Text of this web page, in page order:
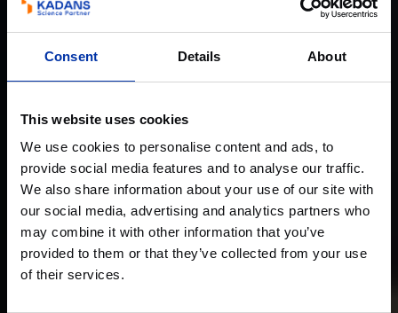
Consent Details About
This website uses cookies
We use cookies to personalise content and ads, to
provide social media features and to analyse our traffic.
We also share information about your use of our site with
our social media, advertising and analytics partners who
may combine it with other information that you’ve
provided to them or that they’ve collected from your use
of their services.